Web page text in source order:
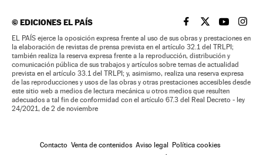
©EDICIONES EL PAÍS EL PAÍS BRASIL EN
EL PAÍSEL PAÍS
EL
EL PAÍS ejerce la oposición expresa frente al uso de sus obras y prestaciones en
la elaboración de revistas de prensa prevista en el artículo 32.1 del TRLPI;
también realiza la reserva expresa frente a la reproducción, distribución y
comunicación pública de sus trabajos y artículos sobre temas de actualidad
prevista en el artículo 33.1 del TRLPI; y, asimismo, realiza una reserva expresa
de las reproducciones y usos de las obras y otras prestaciones accesibles desde
este sitio web a medios de lectura mecánica u otros medios que resulten
adecuados a tal fin de conformidad con el artículo 67.3 del Real Decreto - ley
24/2021, de 2 de noviembre
Contacto Venta de contenidos Aviso legal
Política cookies